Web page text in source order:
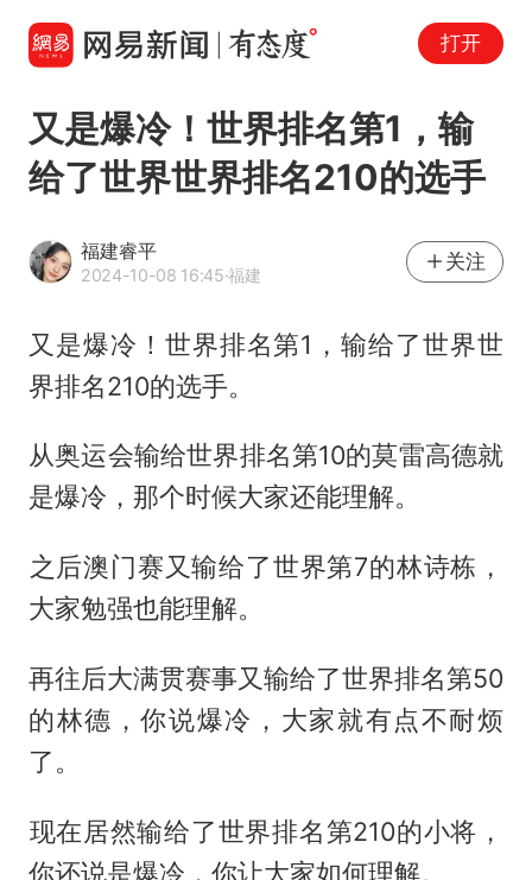
打开
又是爆冷！世界排名第1，输
给了世界世界排名210的选手
福建睿平
2024-10-08 16:45·福建
关注
又是爆冷！世界排名第1，输给了世界世
界排名210的选手。
​从奥运会输给世界排名第10的莫雷高德就
是爆冷，那个时候大家还能理解。
​之后澳门赛又输给了世界第7的林诗栋，
大家勉强也能理解。
​再往后大满贯赛事又输给了世界排名第50
的林德，你说爆冷，大家就有点不耐烦
了。
​现在居然输给了世界排名第210的小将，
你还说是爆冷，你让大家如何理解。